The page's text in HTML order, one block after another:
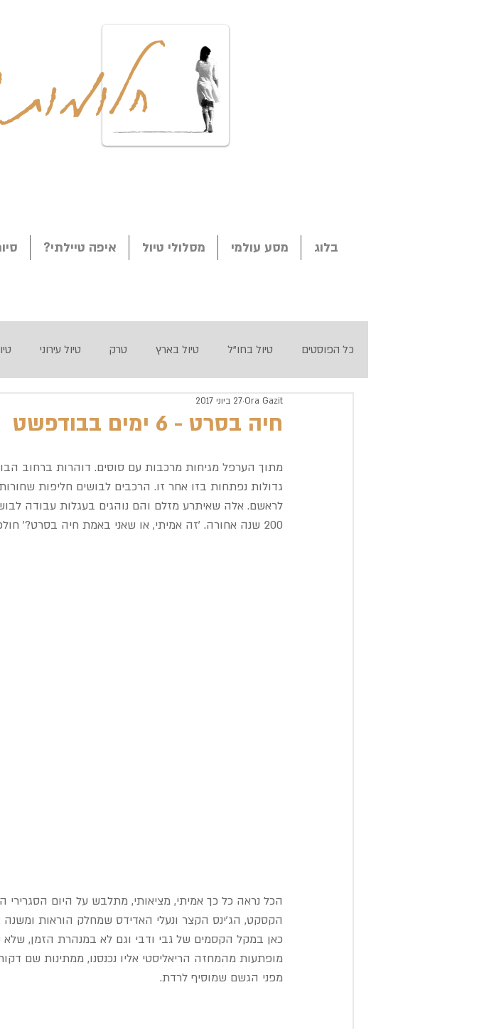
בלוג מסע עולמי מסלולי טיול איפה טיילתי?
כל הפוסטים טיול בחו"ל טיול בארץ טרק טיול עירוני
חיה בסרט - 6 ימים בבודפשט
Ora Gazit27 ביוני 2017
מתוך הערפל מגיחות מרכבות עם סוסים. דוהרות ברחוב
גדולות נפתחות בזו אחר זו. הרכבים לבושים חליפות
לראשם. אלה שאיתרע מזלם והם נוהגים בעגלות עבודה
200 שנה אחורה. 'זה אמיתי, או שאני באמת חיה בסרט?' חולפת שאלה במוחי.
הכל נראה כל כך אמיתי, מציאותי, מתלבש על היום
הקסקט, הג'ינס הקצר ונעלי האדידס שמחלק הוראות
כאן במקל הקסמים של גבי ודבי וגם לא במנהרת הזמן, שלא
מופתעות מהמחזה הריאליסטי אליו נכנסנו, ממתינות שם
מפני הגשם שמוסיף לרדת.